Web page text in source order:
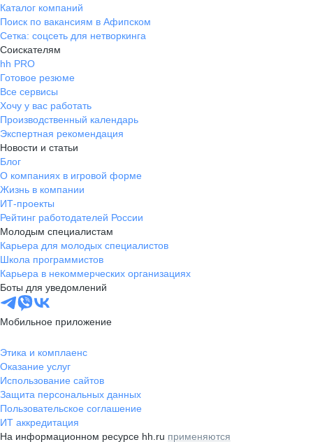
Каталог компаний
Поиск по вакансиям в Афипском
Сетка: соцсеть для нетворкинга
Соискателям
hh PRO
Готовое резюме
Все сервисы
Хочу у вас работать
Производственный календарь
Экспертная рекомендация
Новости и статьи
Блог
О компаниях в игровой форме
Жизнь в компании
ИТ-проекты
Рейтинг работодателей России
Молодым специалистам
Карьера для молодых специалистов
Школа программистов
Карьера в некоммерческих организациях
Боты для уведомлений
Мобильное приложение
Этика и комплаенс
Оказание услуг
Использование сайтов
Защита персональных данных
Пользовательское соглашение
ИТ аккредитация
На информационном ресурсе hh.ru применяются